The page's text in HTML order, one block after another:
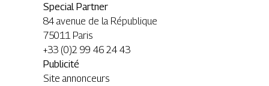
Special Partner
84 avenue de la République
75011 Paris
+33 (0)2 99 46 24 43
Publicité
Site annonceurs